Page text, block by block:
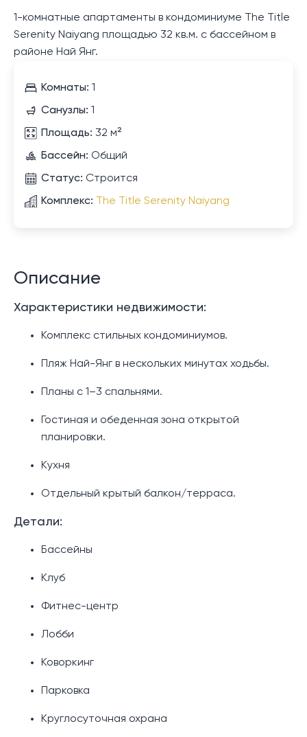
1-комнатные апартаменты в кондоминиуме The Title
Serenity Naiyang площадью 32 кв.м. с бассейном в
районе Най Янг.
Комнаты: 1
Санузлы: 1
Площадь: 32 м²
Бассейн: Общий
Статус: Строится
Комплекс: The Title Serenity Naiyang
Описание
Характеристики недвижимости:
Комплекс стильных кондоминиумов.
Пляж Най-Янг в нескольких минутах ходьбы.
Планы с 1–3 спальнями.
Гостиная и обеденная зона открытой
планировки.
Кухня
Отдельный крытый балкон/терраса.
Детали:
Бассейны
Клуб
Фитнес-центр
Лобби
Коворкинг
Парковка
Круглосуточная охрана